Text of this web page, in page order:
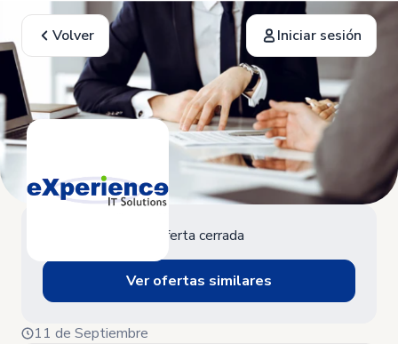
Volver Iniciar sesión
Oferta cerrada
Ver ofertas similares
11 de Septiembre